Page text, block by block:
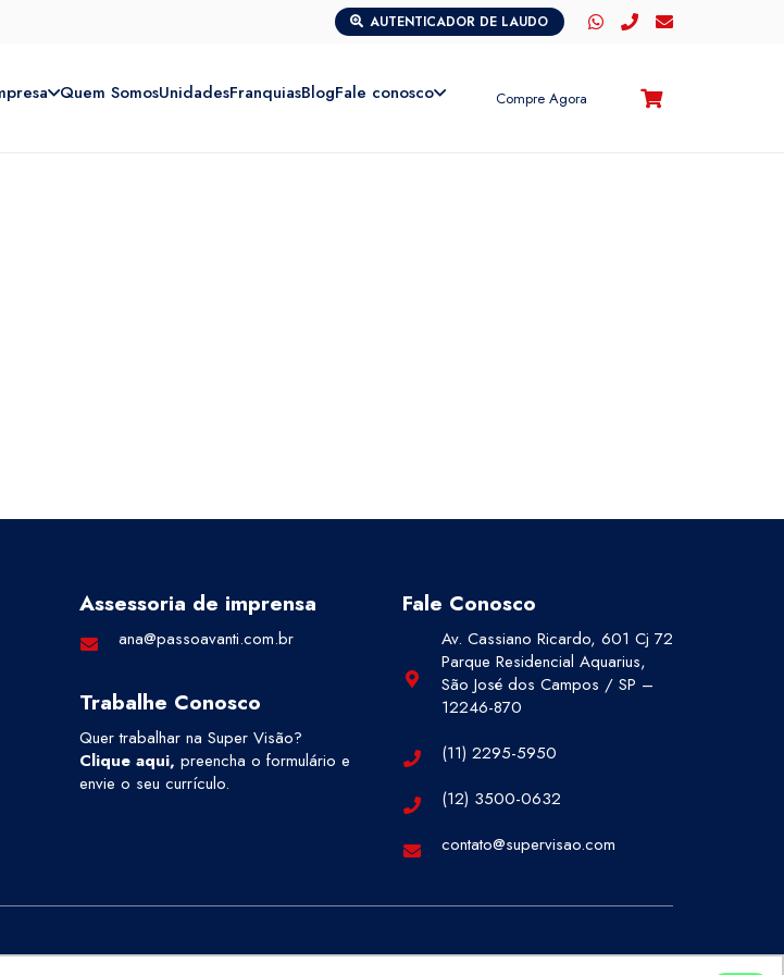
AUTENTICADOR DE LAUDO
Quem SomosUnidadesFranquiasBlogFale conosco Compre Agora
Assessoria de imprensa
ana@passoavanti.com.br
Trabalhe Conosco
Quer trabalhar na Super Visão?
Clique aqui, preencha o formulário e
envie o seu currículo.
Fale Conosco
Av. Cassiano Ricardo, 601 Cj 72
Parque Residencial Aquarius,
São José dos Campos / SP –
12246-870
(11) 2295-5950
(12) 3500-0632
contato@supervisao.com